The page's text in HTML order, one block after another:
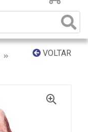
VOLTAR